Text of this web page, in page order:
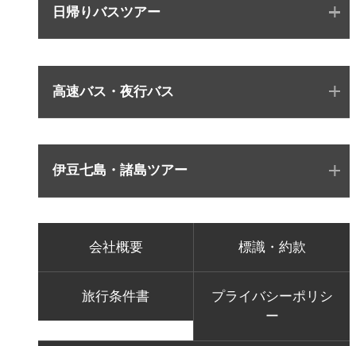
日帰りバスツアー
高速バス・夜行バス
伊豆七島・諸島ツアー
会社概要 標識・約款
旅行条件書
プライバシーポリシ
ー